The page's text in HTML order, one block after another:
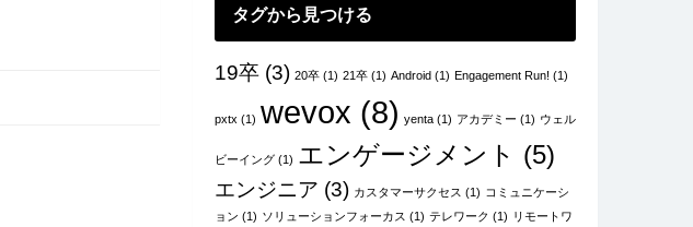
タグから見つける
19卒(3) 20卒(1) 21卒(1) Android(1) Engagement Run! (1)
pxtx (1) wevox (8) yenta(1) アカデミー (1) ウェル
ビーイング(1) エンゲージメント (5)
エンジニア (3) カスタマーサクセス (1) コミュニケーシ
ョン (1) ソリューションフォーカス (1) テレワーク (1) リモートワ